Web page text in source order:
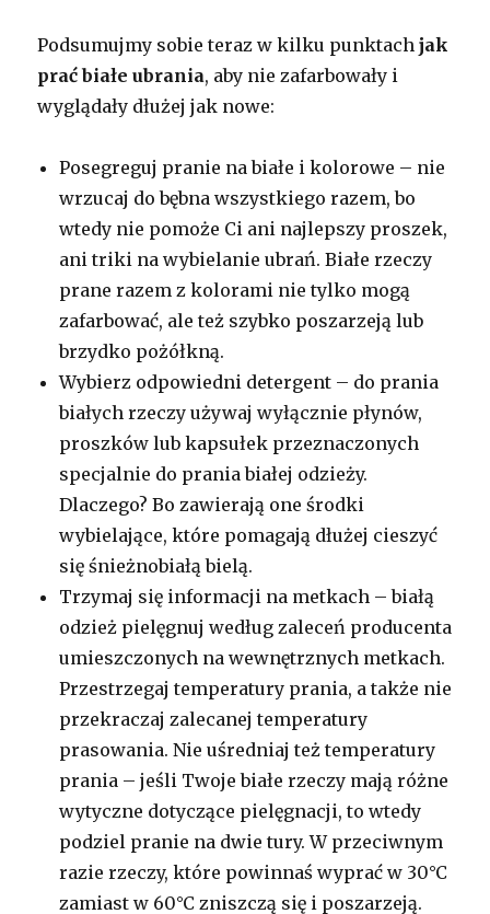
Podsumujmy sobie teraz w kilku punktachjak
prać białe ubrania, aby nie zafarbowały i
wyglądały dłużej jak nowe:
Posegreguj pranie na białe i kolorowe – nie
wrzucaj do bębna wszystkiego razem, bo
wtedy nie pomoże Ci ani najlepszy proszek,
ani triki na wybielanie ubrań. Białe rzeczy
prane razem z kolorami nie tylko mogą
zafarbować, ale też szybko poszarzeją lub
brzydko pożółkną.
Wybierz odpowiedni detergent – do prania
białych rzeczy używaj wyłącznie płynów,
proszków lub kapsułek przeznaczonych
specjalnie do prania białej odzieży.
Dlaczego? Bo zawierają one środki
wybielające, które pomagają dłużej cieszyć
się śnieżnobiałą bielą.
Trzymaj się informacji na metkach – białą
odzież pielęgnuj według zaleceń producenta
umieszczonych na wewnętrznych metkach.
Przestrzegaj temperatury prania, a także nie
przekraczaj zalecanej temperatury
prasowania. Nie uśredniaj też temperatury
prania – jeśli Twoje białe rzeczy mają różne
wytyczne dotyczące pielęgnacji, to wtedy
podziel pranie na dwie tury. W przeciwnym
razie rzeczy, które powinnaś wyprać w 30°C
zamiast w 60°C zniszczą się i poszarzeją.